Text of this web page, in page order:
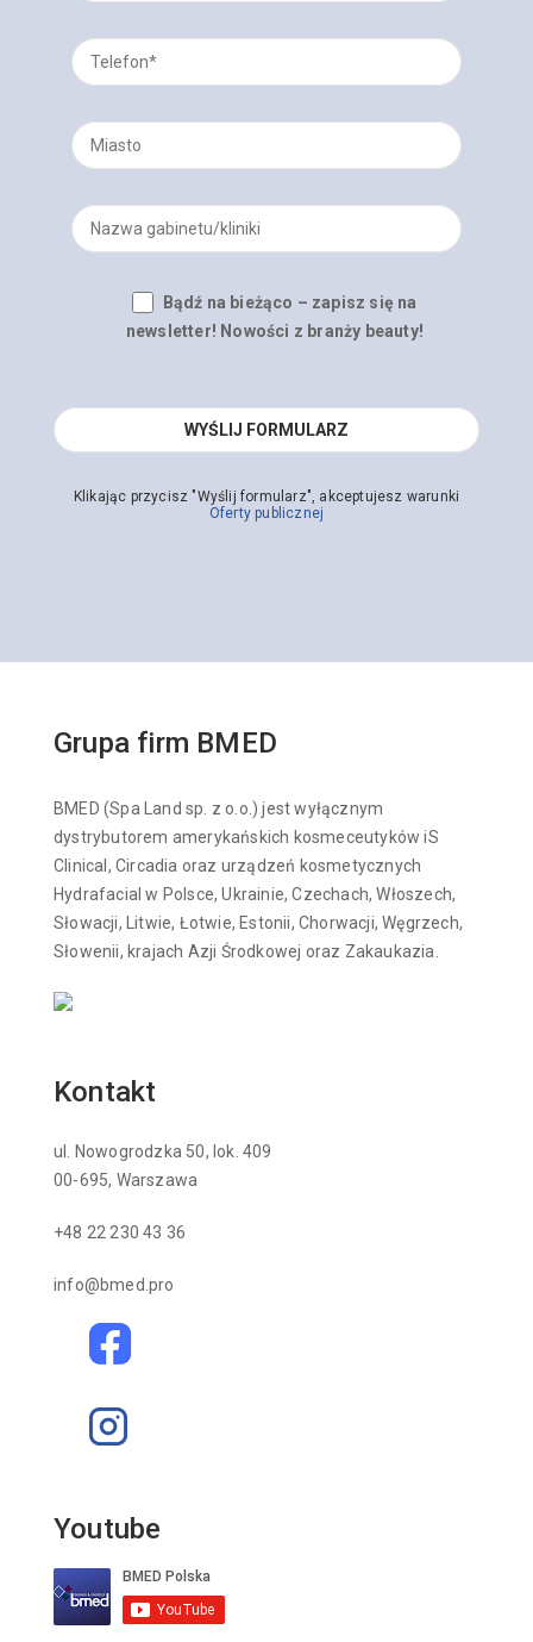
Bądź na bieżąco – zapisz się na
newsletter! Nowości z branży beauty!
Klikając przycisz "Wyślij formularz", akceptujesz warunki
Oferty publicznej
Grupa firm BMED
BMED (Spa Land sp. z o.o.) jest wyłącznym
dystrybutorem amerykańskich kosmeceutyków iS
Clinical, Circadia oraz urządzeń kosmetycznych
Hydrafacial w Polsce, Ukrainie, Czechach, Włoszech,
Słowacji, Litwie, Łotwie, Estonii, Chorwacji, Węgrzech,
Słowenii, krajach Azji Środkowej oraz Zakaukazia.
Kontakt
ul. Nowogrodzka 50, lok. 409
00-695, Warszawa
+48 22 230 43 36
info@bmed.pro
Youtube